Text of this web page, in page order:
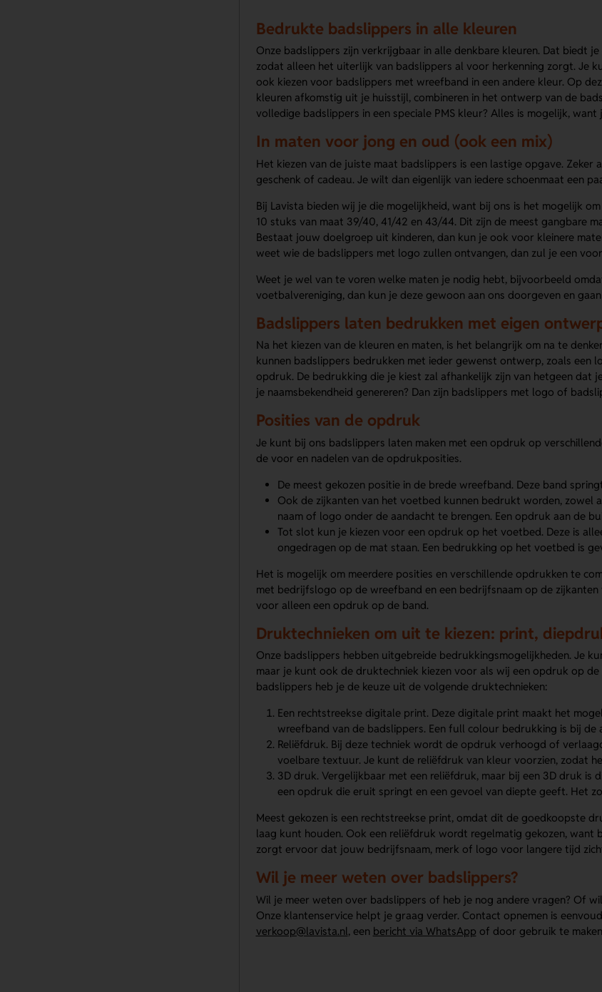
Bedrukte badslippers in alle kleuren
Onze badslippers zijn verkrijgbaar in alle denkbare kleuren. Dat biedt
zodat alleen het uiterlijk van badslippers al voor herkenning zorgt. Je
ook kiezen voor badslippers met wreefband in een andere kleur. Op
kleuren afkomstig uit je huisstijl, combineren in het ontwerp van de
volledige badslippers in een speciale PMS kleur? Alles is mogelijk,
In maten voor jong en oud (ook een mix)
Het kiezen van de juiste maat badslippers is een lastige opgave.
geschenk of cadeau. Je wilt dan eigenlijk van iedere schoenmaat een
Bij Lavista bieden wij je die mogelijkheid, want bij ons is het mogelijk
10 stuks van maat 39/40, 41/42 en 43/44. Dit zijn de meest gangbare
Bestaat jouw doelgroep uit kinderen, dan kun je ook voor kleinere
weet wie de badslippers met logo zullen ontvangen, dan zul je een
Weet je wel van te voren welke maten je nodig hebt, bijvoorbeeld
voetbalvereniging, dan kun je deze gewoon aan ons doorgeven en
Badslippers laten bedrukken met eigen
Na het kiezen van de kleuren en maten, is het belangrijk om na te
kunnen badslippers bedrukken met ieder gewenst ontwerp, zoals
opdruk. De bedrukking die je kiest zal afhankelijk zijn van hetgeen dat
je naamsbekendheid genereren? Dan zijn badslippers met logo of
Posities van de opdruk
Je kunt bij ons badslippers laten maken met een opdruk op
de voor en nadelen van de opdrukposities.
De meest gekozen positie in de brede wreefband. Deze band
Ook de zijkanten van het voetbed kunnen bedrukt worden, zowel
naam of logo onder de aandacht te brengen. Een opdruk aan de
Tot slot kun je kiezen voor een opdruk op het voetbed. Deze is
ongedragen op de mat staan. Een bedrukking op het voetbed is
Het is mogelijk om meerdere posities en verschillende opdrukken te
met bedrijfslogo op de wreefband en een bedrijfsnaam op de
voor alleen een opdruk op de band.
Druktechnieken om uit te kiezen: print,
Onze badslippers hebben uitgebreide bedrukkingsmogelijkheden. Je
maar je kunt ook de druktechniek kiezen voor als wij een opdruk op
badslippers heb je de keuze uit de volgende druktechnieken:
Een rechtstreekse digitale print. Deze digitale print maakt het
wreefband van de badslippers. Een full colour bedrukking is bij de
Reliëfdruk. Bij deze techniek wordt de opdruk verhoogd of
voelbare textuur. Je kunt de reliëfdruk van kleur voorzien, zodat
3D druk. Vergelijkbaar met een reliëfdruk, maar bij een 3D druk
een opdruk die eruit springt en een gevoel van diepte geeft. Het
Meest gekozen is een rechtstreekse print, omdat dit de goedkoopste
laag kunt houden. Ook een reliëfdruk wordt regelmatig gekozen,
zorgt ervoor dat jouw bedrijfsnaam, merk of logo voor langere tijd
Wil je meer weten over badslippers?
Wil je meer weten over badslippers of heb je nog andere vragen? Of
Onze klantenservice helpt je graag verder. Contact opnemen is
verkoop@lavista.nl, een bericht via WhatsApp of door gebruik te